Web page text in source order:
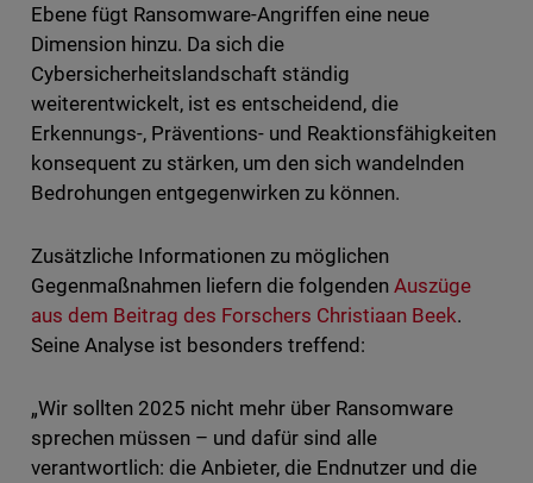
Ebene fügt Ransomware-Angriffen eine neue
Dimension hinzu. Da sich die
Cybersicherheitslandschaft ständig
weiterentwickelt, ist es entscheidend, die
Erkennungs-, Präventions- und Reaktionsfähigkeiten
konsequent zu stärken, um den sich wandelnden
Bedrohungen entgegenwirken zu können.
Zusätzliche Informationen zu möglichen
Gegenmaßnahmen liefern die folgendenAuszüge
aus dem Beitrag des Forschers Christiaan Beek.
Seine Analyse ist besonders treffend:
„Wir sollten 2025 nicht mehr über Ransomware
sprechen müssen – und dafür sind alle
verantwortlich: die Anbieter, die Endnutzer und die